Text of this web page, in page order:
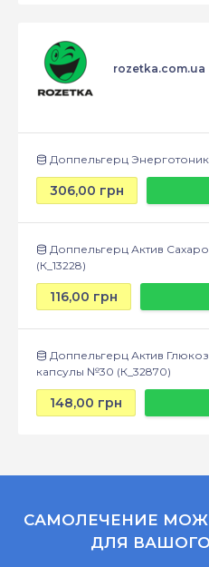
rozetka.com.ua
Доппельгерц
306,00 грн
Доппельгерц Актив
(К_13228)
116,00 грн
Доппельгерц Актив
капсулы №30 (К_32870)
148,00 грн
САМОЛЕЧЕНИЕ
ДЛЯ